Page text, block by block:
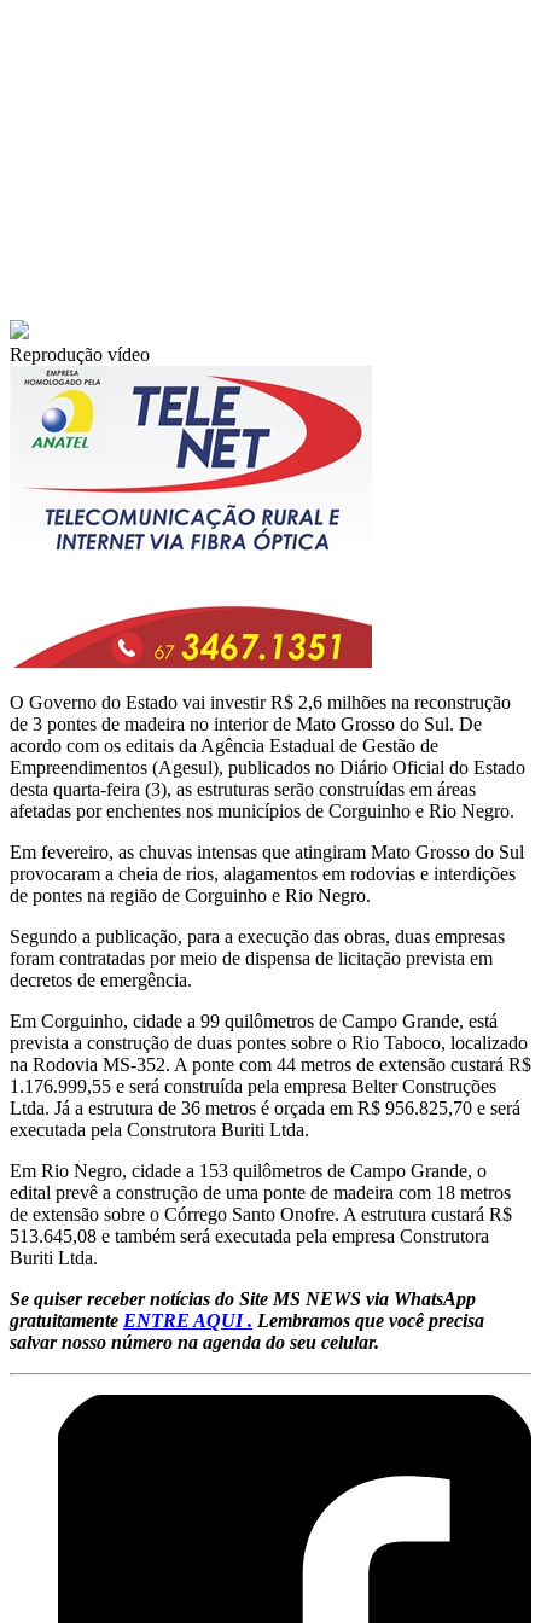
Reprodução vídeo
O Governo do Estado vai investir R$ 2,6 milhões na reconstrução
de 3 pontes de madeira no interior de Mato Grosso do Sul. De
acordo com os editais da Agência Estadual de Gestão de
Empreendimentos (Agesul), publicados no Diário Oficial do Estado
desta quarta-feira (3), as estruturas serão construídas em áreas
afetadas por enchentes nos municípios de Corguinho e Rio Negro.
Em fevereiro, as chuvas intensas que atingiram Mato Grosso do Sul
provocaram a cheia de rios, alagamentos em rodovias e interdições
de pontes na região de Corguinho e Rio Negro.
Segundo a publicação, para a execução das obras, duas empresas
foram contratadas por meio de dispensa de licitação prevista em
decretos de emergência.
Em Corguinho, cidade a 99 quilômetros de Campo Grande, está
prevista a construção de duas pontes sobre o Rio Taboco, localizado
na Rodovia MS-352. A ponte com 44 metros de extensão custará R$
1.176.999,55 e será construída pela empresa Belter Construções
Ltda. Já a estrutura de 36 metros é orçada em R$ 956.825,70 e será
executada pela Construtora Buriti Ltda.
Em Rio Negro, cidade a 153 quilômetros de Campo Grande, o
edital prevê a construção de uma ponte de madeira com 18 metros
de extensão sobre o Córrego Santo Onofre. A estrutura custará R$
513.645,08 e também será executada pela empresa Construtora
Buriti Ltda.
Se quiser receber notícias do Site MS NEWS via WhatsApp
gratuitamente ENTRE AQUI . Lembramos que você precisa
salvar nosso número na agenda do seu celular.